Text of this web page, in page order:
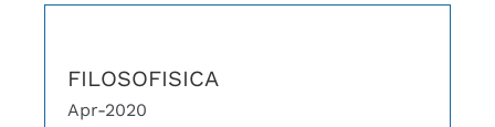
FILOSOFISICA
Apr-2020